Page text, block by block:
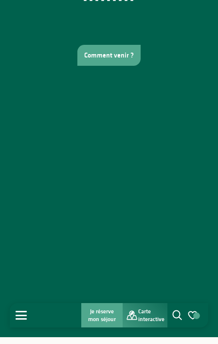
Je réserve
mon séjour
Carte
interactive
Comment venir ?